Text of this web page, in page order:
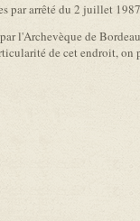
arrêté du 2 juillet
l'Archevèque de
de cet endroit,